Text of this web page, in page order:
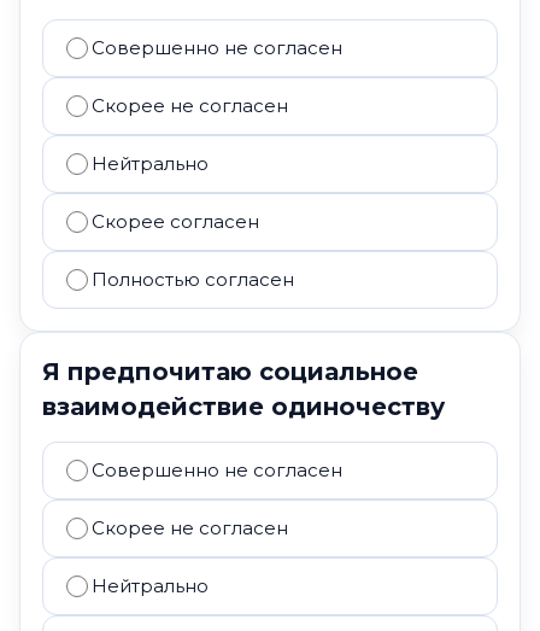
Совершенно не согласен
Скорее не согласен
Нейтрально
Скорее согласен
Полностью согласен
Я предпочитаю социальное
взаимодействие одиночеству
Совершенно не согласен
Скорее не согласен
Нейтрально